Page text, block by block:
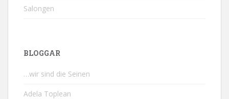
Salongen
BLOGGAR
…wir sind die Seinen
Adela Toplean